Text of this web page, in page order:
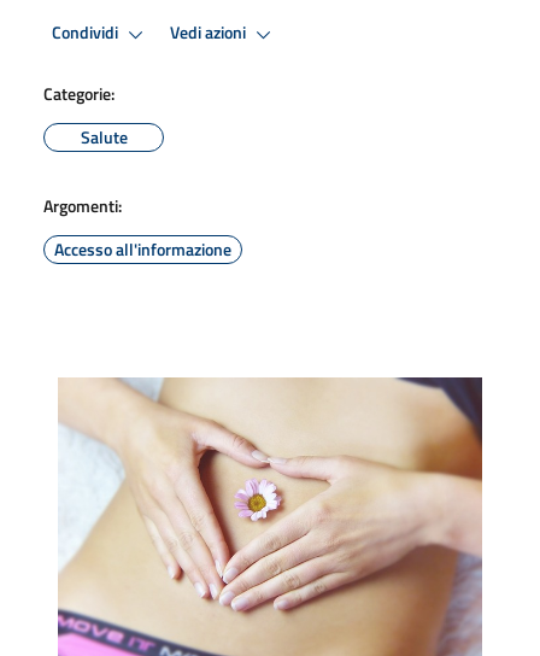
Condividi Vedi azioni
Categorie:
Salute
Argomenti:
Accesso all'informazione